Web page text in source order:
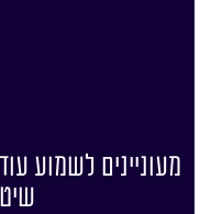
מעוניינים לשמוע